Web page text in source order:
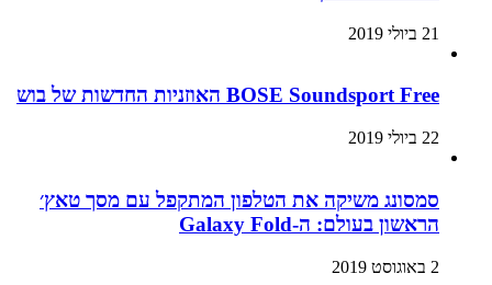
21 ביולי 2019
BOSE Soundsport Free האוזניות החדשות של בוש
22 ביולי 2019
סמסונג משיקה את הטלפון המתקפל עם מסך טאץ׳
הראשון בעולם: ה-Galaxy Fold
2 באוגוסט 2019